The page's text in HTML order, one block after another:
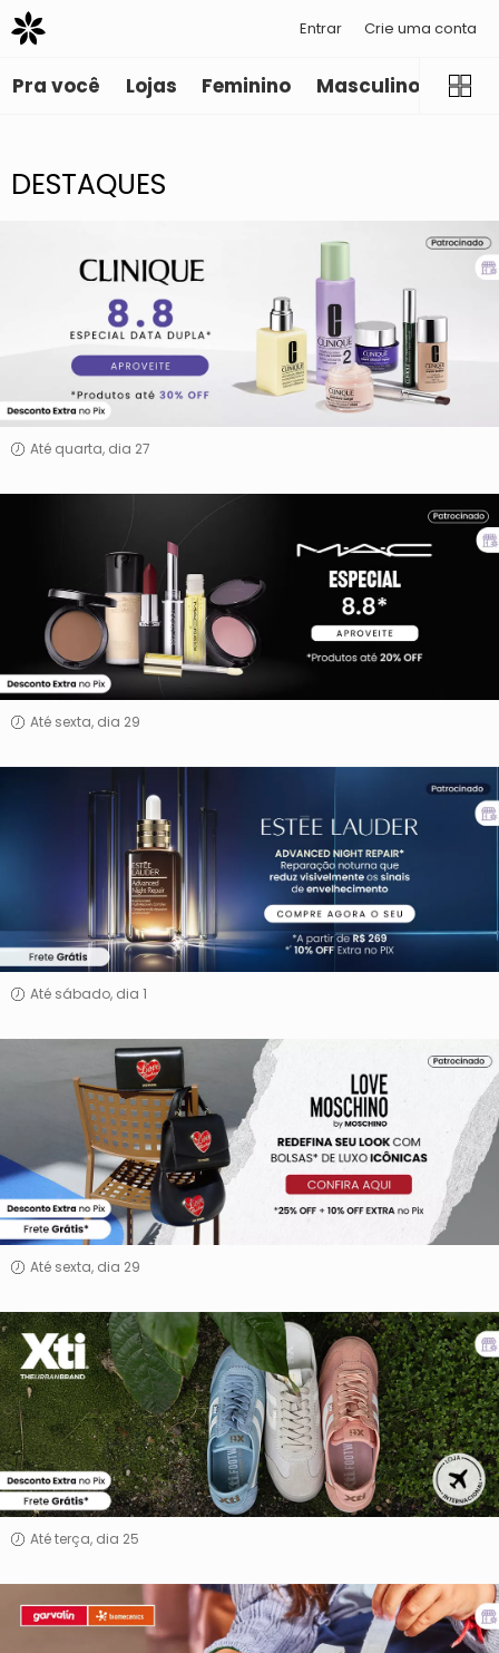
Entrar Crie uma conta
Luxo
Pra você Lojas Feminino Masculino
DESTAQUES
Até quarta, dia 27
Até sexta, dia 29
Até sábado, dia 1
Moschino
Até sexta, dia 29
XTI
STORE
Até terça, dia 25
GRUPO
GARVALÍN